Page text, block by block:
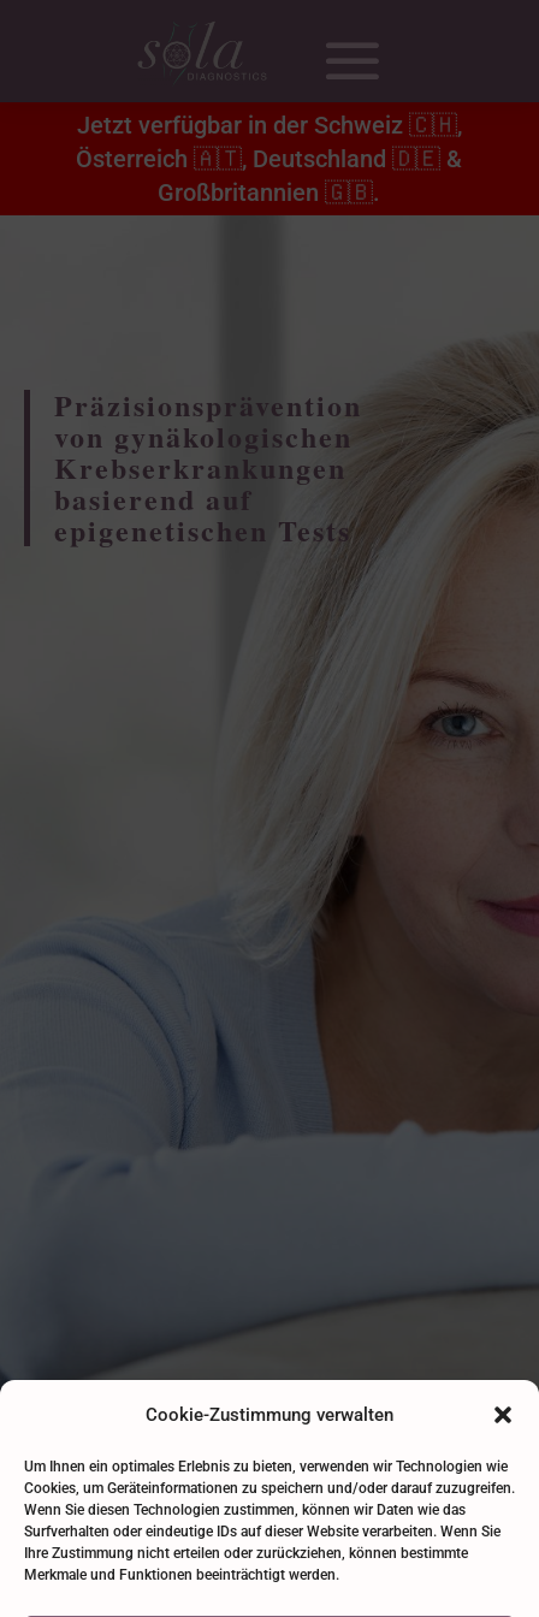
Cookie-Zustimmung verwalten
Um Ihnen ein optimales Erlebnis zu bieten, verwenden wir Technologien wie
Cookies, um Geräteinformationen zu speichern und/oder darauf zuzugreifen.
Wenn Sie diesen Technologien zustimmen, können wir Daten wie das
Surfverhalten oder eindeutige IDs auf dieser Website verarbeiten. Wenn Sie
Ihre Zustimmung nicht erteilen oder zurückziehen, können bestimmte
Merkmale und Funktionen beeinträchtigt werden.
Jetzt verfügbar in der Schweiz 🇨🇭,
Österreich 🇦🇹, Deutschland 🇩🇪 &
Großbritannien 🇬🇧.
Präzisionsprävention
von gynäkologischen
Krebserkrankungen
basierend auf
epigenetischen Tests
Sola Diagnostics GmbH · ℅ Health Hub Tirol · Exlgasse 24 · 6020